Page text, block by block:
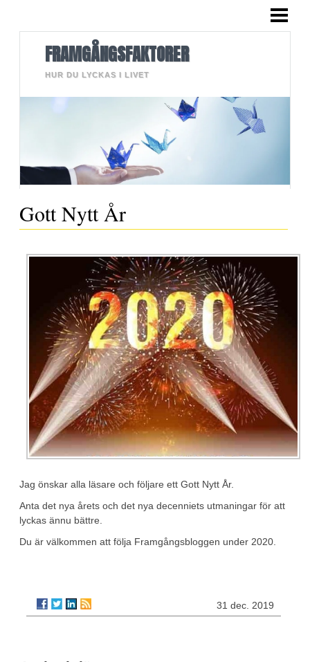
LÄNGRE TEXTER
FRAMGÅNGSFAKTORER
HUR DU LYCKAS I LIVET
Gott Nytt År
Jag önskar alla läsare och följare ett Gott Nytt År.
Anta det nya årets och det nya decenniets utmaningar för att
lyckas ännu bättre.
Du är välkommen att följa Framgångsbloggen under 2020.
31 dec. 2019